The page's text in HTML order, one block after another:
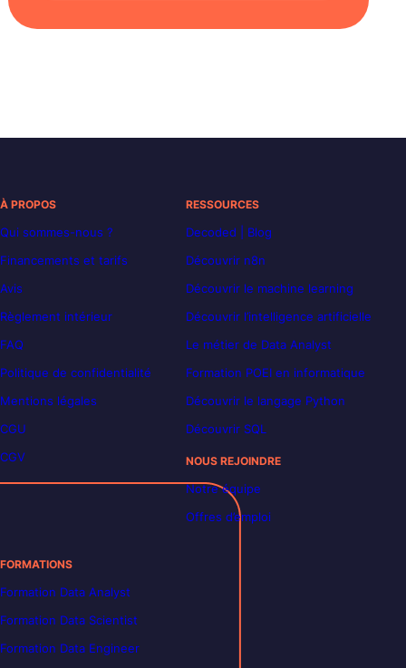
À PROPOS
Qui sommes-nous ?
Financements et tarifs
Avis
Règlement intérieur
FAQ
Politique de confidentialité
Mentions légales
CGU
CGV
RESSOURCES
Decoded | Blog
Découvrir n8n
Découvrir le machine learning
Découvrir l’intelligence artificielle
Le métier de Data Analyst
Formation POEI en informatique
Découvrir le langage Python
Découvrir SQL
NOUS REJOINDRE
Notre équipe
Offres d’emploi
FORMATIONS
Formation Data Analyst
Formation Data Scientist
Formation Data Engineer